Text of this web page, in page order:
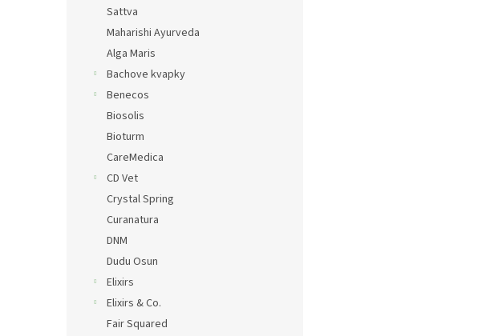
Sattva
Maharishi Ayurveda
Alga Maris
Bachove kvapky
Benecos
Biosolis
Bioturm
CareMedica
CD Vet
Crystal Spring
Curanatura
DNM
Dudu Osun
Elixirs
Elixirs & Co.
Fair Squared